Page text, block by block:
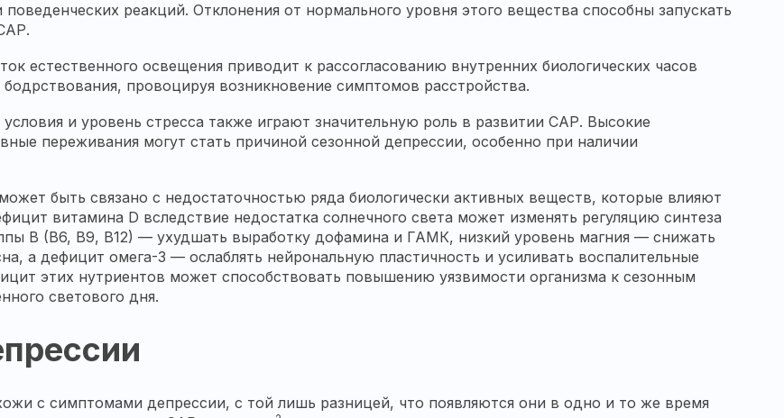
реакций. Отклонения от нормального уровня этого вещества способны запускать
естественного освещения приводит к рассогласованию внутренних биологических часов
провоцируя возникновение симптомов расстройства.
и уровень стресса также играют значительную роль в развитии САР. Высокие
переживания могут стать причиной сезонной депрессии, особенно при наличии
быть связано с недостаточностью ряда биологически активных веществ, которые влияют
витамина D вследствие недостатка солнечного света может изменять регуляцию синтеза
B (B6, B9, B12) — ухудшать выработку дофамина и ГАМК, низкий уровень магния — снижать
а дефицит омега-3 — ослаблять нейрональную пластичность и усиливать воспалительные
этих нутриентов может способствовать повышению уязвимости организма к сезонным
светового дня.
с симптомами депрессии, с той лишь разницей, что появляются они в одно и то же время